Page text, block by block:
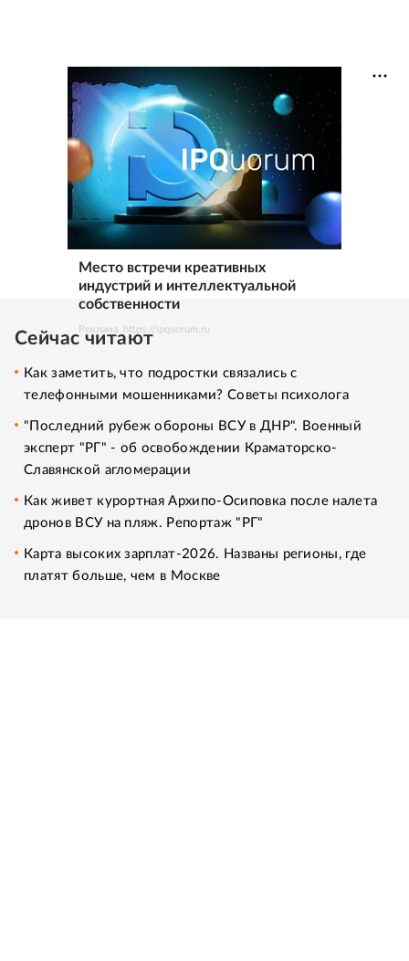
Место встречи креативных
индустрий и интеллектуальной
собственности
Реклама. https://ipquorum.ru
Сейчас читают
Как заметить, что подростки связались с
телефонными мошенниками? Советы психолога
"Последний рубеж обороны ВСУ в ДНР". Военный
эксперт "РГ" - об освобождении Краматорско-
Славянской агломерации
Как живет курортная Архипо-Осиповка после налета
дронов ВСУ на пляж. Репортаж "РГ"
Карта высоких зарплат-2026. Названы регионы, где
платят больше, чем в Москве